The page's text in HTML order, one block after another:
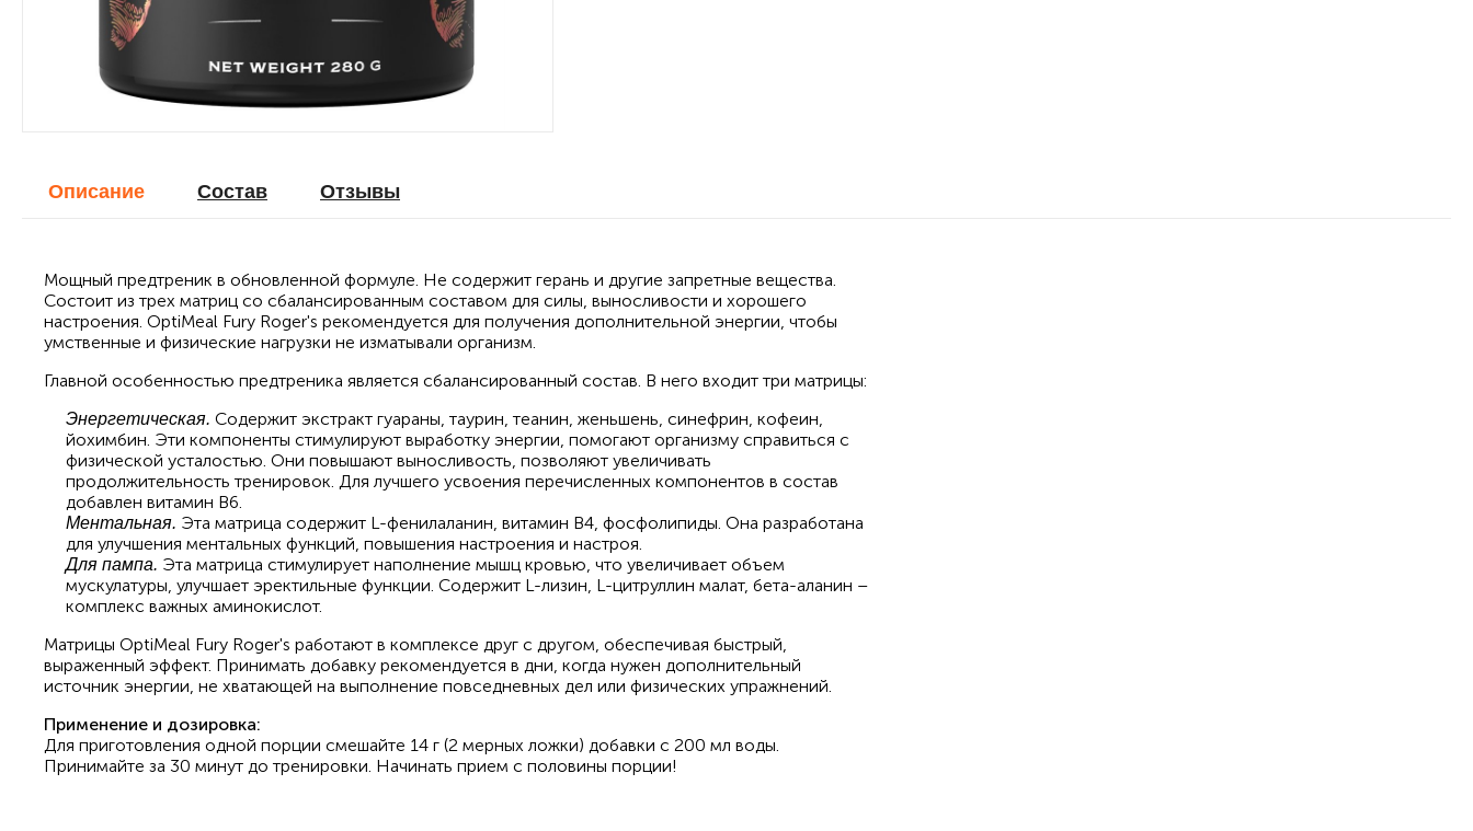
Описание Cостав Отзывы
Мощный предтреник в обновленной формуле. Не содержит герань и другие запретные вещества.
Состоит из трех матриц со сбалансированным составом для силы, выносливости и хорошего
настроения. OptiMeal Fury Roger's рекомендуется для получения дополнительной энергии, чтобы
умственные и физические нагрузки не изматывали организм.
Главной особенностью предтреника является сбалансированный состав. В него входит три матрицы:
Энергетическая. Содержит экстракт гуараны, таурин, теанин, женьшень, синефрин, кофеин,
йохимбин. Эти компоненты стимулируют выработку энергии, помогают организму справиться с
физической усталостью. Они повышают выносливость, позволяют увеличивать
продолжительность тренировок. Для лучшего усвоения перечисленных компонентов в состав
добавлен витамин B6.
Ментальная. Эта матрица содержит L-фенилаланин, витамин B4, фосфолипиды. Она разработана
для улучшения ментальных функций, повышения настроения и настроя.
Для пампа. Эта матрица стимулирует наполнение мышц кровью, что увеличивает объем
мускулатуры, улучшает эректильные функции. Содержит L-лизин, L-цитруллин малат, бета-аланин –
комплекс важных аминокислот.
Матрицы OptiMeal Fury Roger's работают в комплексе друг с другом, обеспечивая быстрый,
выраженный эффект. Принимать добавку рекомендуется в дни, когда нужен дополнительный
источник энергии, не хватающей на выполнение повседневных дел или физических упражнений.
Применение и дозировка:
Для приготовления одной порции смешайте 14 г (2 мерных ложки) добавки с 200 мл воды.
Принимайте за 30 минут до тренировки. Начинать прием с половины порции!